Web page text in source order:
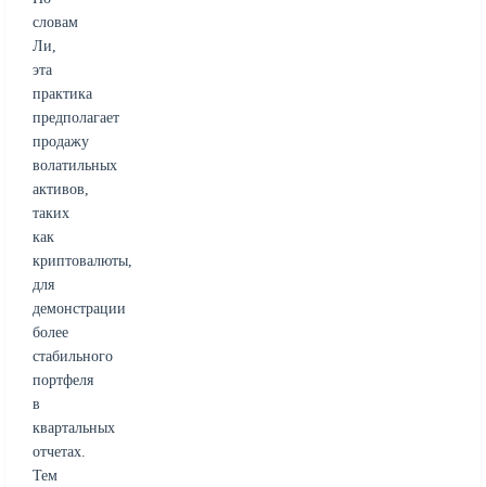
словам
Ли,
эта
практика
предполагает
продажу
волатильных
активов,
таких
как
криптовалюты,
для
демонстрации
более
стабильного
портфеля
в
квартальных
отчетах.
Тем